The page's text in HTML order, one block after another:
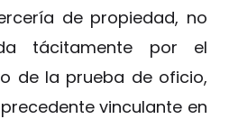
de propiedad, no
tácitamente por el
de la prueba de oficio,
vinculante en